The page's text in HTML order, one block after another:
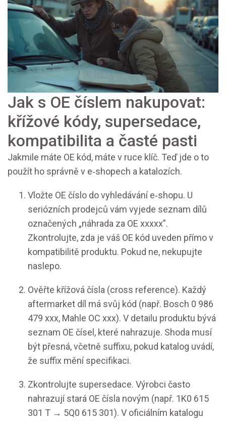
Jak s OE číslem nakupovat:
křížové kódy, supersedace,
kompatibilita a časté pasti
Jakmile máte OE kód, máte v ruce klíč. Teď jde o to
použít ho správně v e‑shopech a katalozích.
Vložte OE číslo do vyhledávání e‑shopu. U
seriózních prodejců vám vyjede seznam dílů
označených „náhrada za OE xxxxx”.
Zkontrolujte, zda je váš OE kód uveden přímo v
kompatibilitě produktu. Pokud ne, nekupujte
naslepo.
Ověřte křížová čísla (cross reference). Každý
aftermarket díl má svůj kód (např. Bosch 0 986
479 xxx, Mahle OC xxx). V detailu produktu bývá
seznam OE čísel, které nahrazuje. Shoda musí
být přesná, včetně suffixu, pokud katalog uvádí,
že suffix mění specifikaci.
Zkontrolujte supersedace. Výrobci často
nahrazují stará OE čísla novým (např. 1K0 615
301 T → 5Q0 615 301). V oficiálním katalogu